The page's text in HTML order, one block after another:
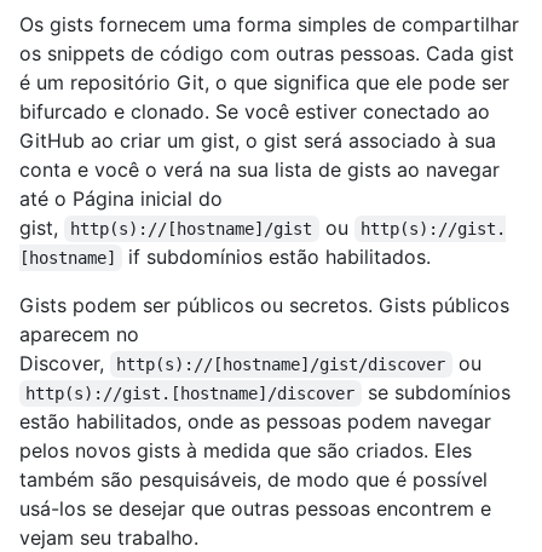
Os gists fornecem uma forma simples de compartilhar
os snippets de código com outras pessoas. Cada gist
é um repositório Git, o que significa que ele pode ser
bifurcado e clonado. Se você estiver conectado ao
GitHub ao criar um gist, o gist será associado à sua
conta e você o verá na sua lista de gists ao navegar
até o Página inicial do
gist,
http(s)://[hostname]/gist ou
http(s)://gist.
[hostname]
if subdomínios estão habilitados.
Gists podem ser públicos ou secretos. Gists públicos
aparecem no
Discover,
http(s)://[hostname]/gist/discover ou
http(s)://gist.[hostname]/discover
se subdomínios
estão habilitados, onde as pessoas podem navegar
pelos novos gists à medida que são criados. Eles
também são pesquisáveis, de modo que é possível
usá-los se desejar que outras pessoas encontrem e
vejam seu trabalho.